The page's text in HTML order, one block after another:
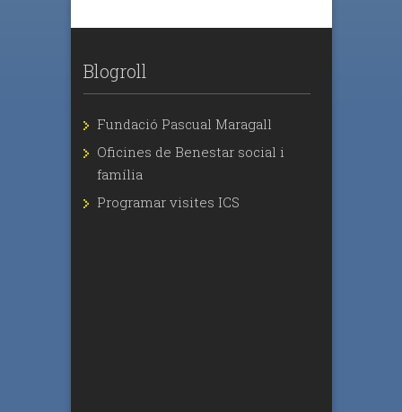
Blogroll
Fundació Pascual Maragall
Oficines de Benestar social i
família
Programar visites ICS